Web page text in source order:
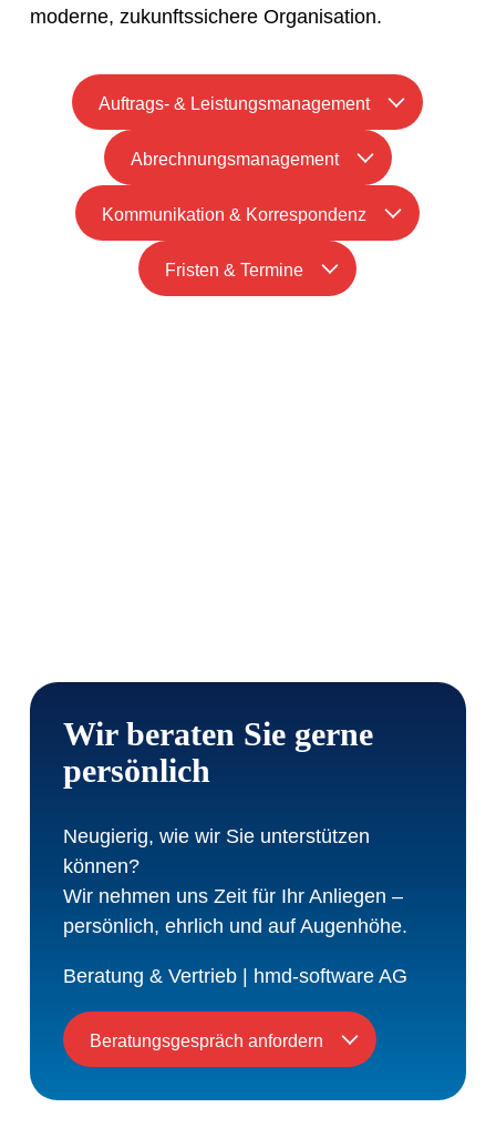
moderne, zukunftssichere Organisation.
Auftrags- & Leistungsmanagement
Abrechnungsmanagement
Kommunikation & Korrespondenz
Fristen & Termine
Wir beraten Sie gerne
persönlich
Neugierig, wie wir Sie unterstützen
können?
Wir nehmen uns Zeit für Ihr Anliegen –
persönlich, ehrlich und auf Augenhöhe.
Beratung & Vertrieb | hmd-software AG
Beratungsgespräch anfordern